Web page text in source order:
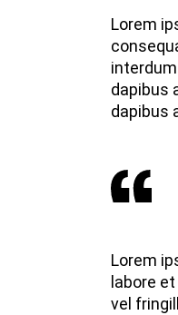
Lorem
dapibus
dapibus
Lorem
labore
vel